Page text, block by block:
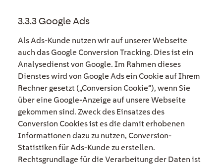
3.3.3 Google Ads
Als Ads-Kunde nutzen wir auf unserer Webseite
auch das Google Conversion Tracking. Dies ist ein
Analysedienst von Google. Im Rahmen dieses
Dienstes wird von Google Ads ein Cookie auf Ihrem
Rechner gesetzt („Conversion Cookie“), wenn Sie
über eine Google-Anzeige auf unsere Webseite
gekommen sind. Zweck des Einsatzes des
Conversion Cookies ist es die damit erhobenen
Informationen dazu zu nutzen, Conversion-
Statistiken für Ads-Kunde zu erstellen.
Rechtsgrundlage für die Verarbeitung der Daten ist